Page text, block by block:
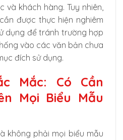
khách hàng. Tuy nhiên,
được thực hiện nghiêm
dụng để tránh trường hợp
vào các văn bản chưa
đích sử dụng.
Mắc: Có Cần
Mọi Biểu Mẫu
không phải mọi biểu mẫu